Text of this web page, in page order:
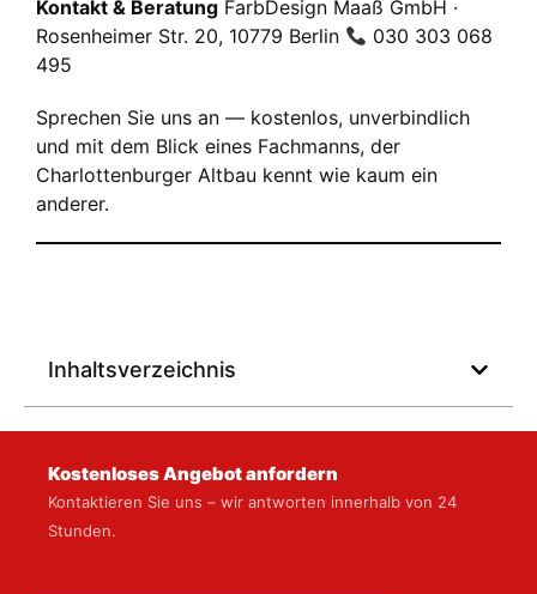
Kontakt & Beratung FarbDesign Maaß GmbH ·
Rosenheimer Str. 20, 10779 Berlin
030 303 068
495
Sprechen Sie uns an — kostenlos, unverbindlich
und mit dem Blick eines Fachmanns, der
Charlottenburger Altbau kennt wie kaum ein
anderer.
Inhaltsverzeichnis
Kostenloses Angebot anfordern
Kontaktieren Sie uns – wir antworten innerhalb von 24
Stunden.